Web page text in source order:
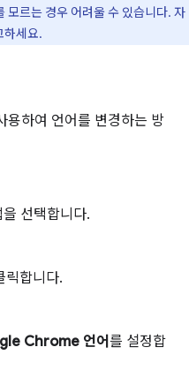
모르는 경우 어려울 수 있습니다. 자
하세요.
하여 언어를 변경하는 방
선택합니다.
릭합니다.
Chrome 언어 를 설정합